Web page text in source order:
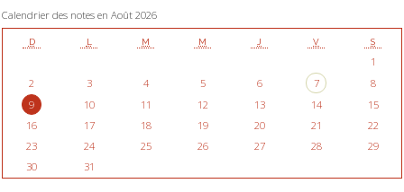
Calendrier des notes en Août 2026
D L M M J V S
1
2
3 4 5 6 7
8
9
10 11 12 13 14
15
16
17 18 19 20 21
22
23
24 25 26 27 28
29
30
31